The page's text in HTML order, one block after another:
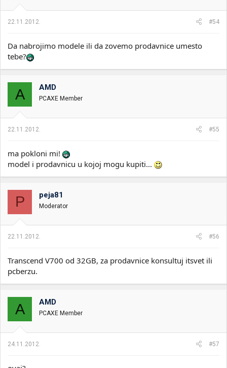
22.11.2012. #54
Da nabrojimo modele ili da zovemo prodavnice umesto
tebe?
A AMD
PCAXE Member
22.11.2012. #55
ma pokloni mi!
model i prodavnicu u kojoj mogu kupiti...
P peja81
Moderator
22.11.2012. #56
Transcend V700 od 32GB, za prodavnice konsultuj itsvet ili
pcberzu.
A AMD
PCAXE Member
24.11.2012. #57